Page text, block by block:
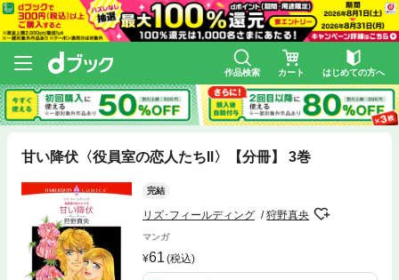
作品検索 カート はじめての方へ
甘い降伏〈役員室の恋人たちⅡ〉【分冊】 3巻
完結
リズ･フィールディング 狩野真央
マンガ
61 (税込)